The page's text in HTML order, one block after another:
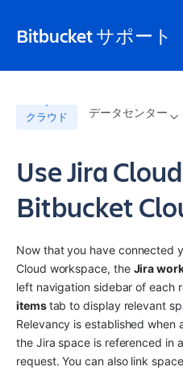
Bitbucket サポート
クラウド データセンター
Use Jira
Bitbucket
Now that you have connected
Cloud workspace, the Jira
left navigation sidebar of each
items tab to display relevant
Relevancy is established
the Jira space is referenced in
request. You can also link